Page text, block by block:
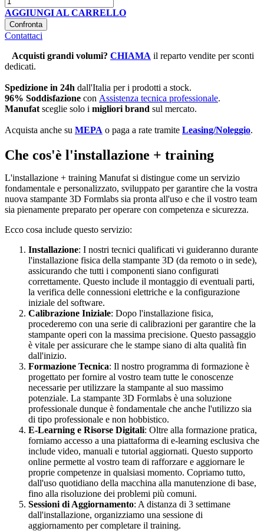
AGGIUNGI AL CARRELLO
Confronta
Contattaci
Acquisti grandi volumi? CHIAMA il reparto vendite per sconti
dedicati.
Spedizione in 24h dall'Italia per i prodotti a stock.
96% Soddisfazione con Assistenza tecnica professionale.
Manufat sceglie solo i migliori brand sul mercato.
Acquista anche su MEPA o paga a rate tramite Leasing/Noleggio.
Che cos'è l'installazione + training
L'installazione + training Manufat si distingue come un servizio
fondamentale e personalizzato, sviluppato per garantire che la vostra
nuova stampante 3D Formlabs sia pronta all'uso e che il vostro team
sia pienamente preparato per operare con competenza e sicurezza.
Ecco cosa include questo servizio:
Installazione: I nostri tecnici qualificati vi guideranno durante
l'installazione fisica della stampante 3D (da remoto o in sede),
assicurando che tutti i componenti siano configurati
correttamente. Questo include il montaggio di eventuali parti,
la verifica delle connessioni elettriche e la configurazione
iniziale del software.
Calibrazione Iniziale: Dopo l'installazione fisica,
procederemo con una serie di calibrazioni per garantire che la
stampante operi con la massima precisione. Questo passaggio
è vitale per assicurare che le stampe siano di alta qualità fin
dall'inizio.
Formazione Tecnica: Il nostro programma di formazione è
progettato per fornire al vostro team tutte le conoscenze
necessarie per utilizzare la stampante al suo massimo
potenziale. La stampante 3D Formlabs è una soluzione
professionale dunque è fondamentale che anche l'utilizzo sia
di tipo professionale e non hobbistico.
E-Learning e Risorse Digitali: Oltre alla formazione pratica,
forniamo accesso a una piattaforma di e-learning esclusiva che
include video, manuali e tutorial aggiornati. Questo supporto
online permette al vostro team di rafforzare e aggiornare le
proprie competenze in qualsiasi momento. Copriamo tutto,
dall'uso quotidiano della macchina alla manutenzione di base,
fino alla risoluzione dei problemi più comuni.
Sessioni di Aggiornamento: A distanza di 3 settimane
dall'installazione, organizziamo una sessione di
aggiornamento per completare il training.